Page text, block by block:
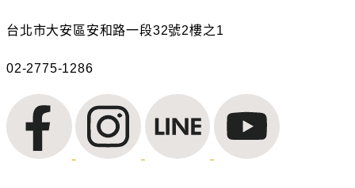
台北市大安區安和路一段32號2樓之1
02-2775-1286